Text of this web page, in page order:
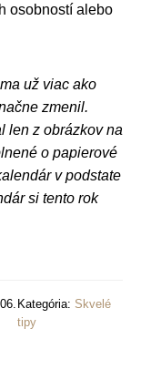
osobností alebo
už viac ako
zmenil.
len z obrázkov na
o papierové
v podstate
si tento rok
Kategória:Skvelé
tipy